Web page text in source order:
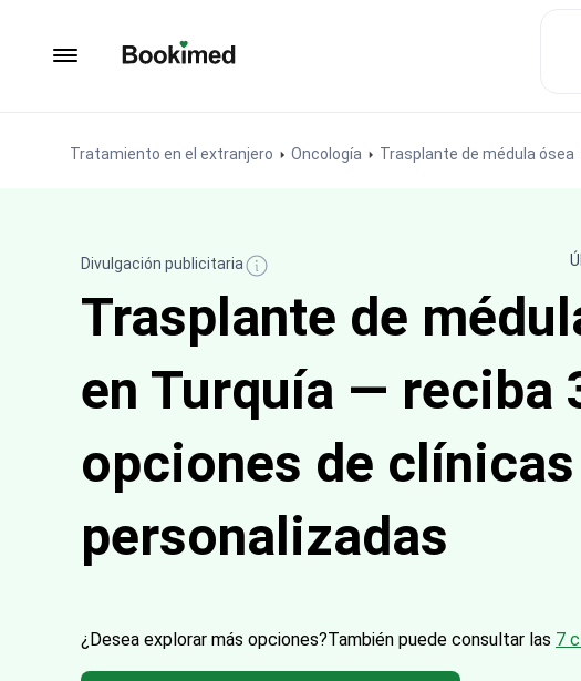
Tratamiento en el extranjero Oncología Trasplante de médula ósea
Divulgación publicitaria
Trasplante de
en Turquía — reciba
opciones de clínicas
personalizadas
¿Desea explorar más opciones?También puede consultar las 7